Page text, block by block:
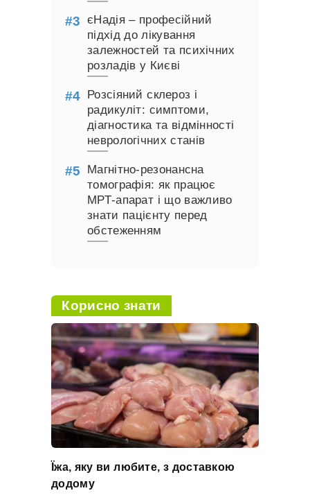
єНадія – професійний
підхід до лікування
залежностей та психічних
розладів у Києві
Розсіяний склероз і
радикуліт: симптоми,
діагностика та відмінності
неврологічних станів
Магнітно-резонансна
томографія: як працює
МРТ-апарат і що важливо
знати пацієнту перед
обстеженням
Корисно знати
Їжа, яку ви любите, з доставкою
додому